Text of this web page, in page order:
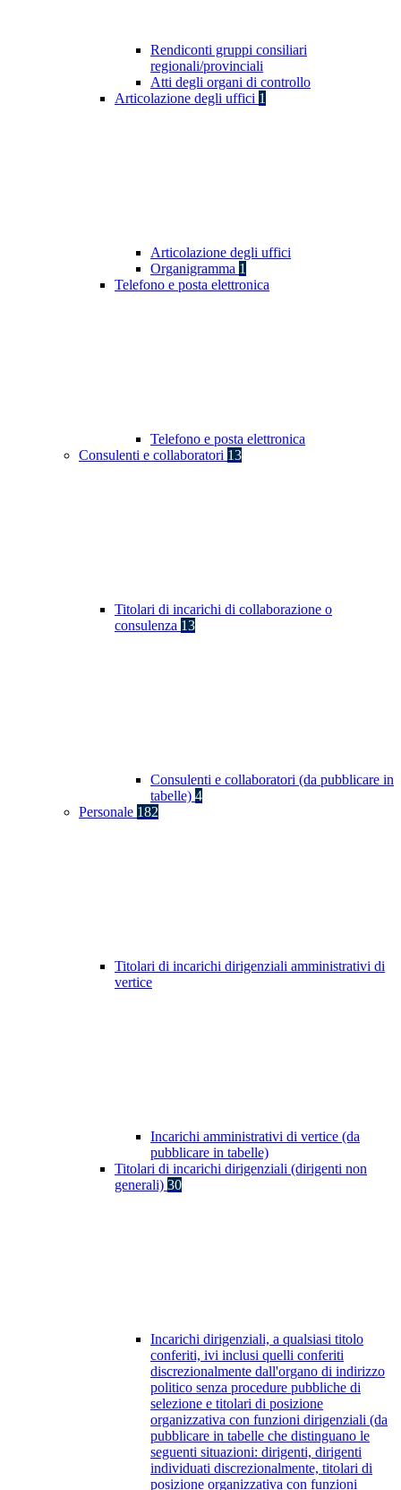
Rendiconti gruppi consiliari
regionali/provinciali
Atti degli organi di controllo
Articolazione degli uffici 1
Articolazione degli uffici
Organigramma 1
Telefono e posta elettronica
Telefono e posta elettronica
Consulenti e collaboratori 13
Titolari di incarichi di collaborazione o
consulenza 13
Consulenti e collaboratori (da pubblicare in
tabelle) 4
Personale 182
Titolari di incarichi dirigenziali amministrativi di
vertice
Incarichi amministrativi di vertice (da
pubblicare in tabelle)
Titolari di incarichi dirigenziali (dirigenti non
generali) 30
Incarichi dirigenziali, a qualsiasi titolo
conferiti, ivi inclusi quelli conferiti
discrezionalmente dall'organo di indirizzo
politico senza procedure pubbliche di
selezione e titolari di posizione
organizzativa con funzioni dirigenziali (da
pubblicare in tabelle che distinguano le
seguenti situazioni: dirigenti, dirigenti
individuati discrezionalmente, titolari di
posizione organizzativa con funzioni